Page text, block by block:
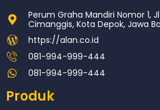
Perum Graha Mandiri Nomor 1,
Cimanggis, Kota Depok, Jawa
https://alan.co.id
081-994-999-444
081-994-999-444
Produk